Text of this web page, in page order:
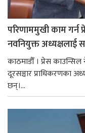
परिणाममुखी काम गर्न
नवनियुक्त अध्यक्षलाई
काठमाडौँ । प्रेस
दूरसञ्चार प्राधिकरणका
छन्।...